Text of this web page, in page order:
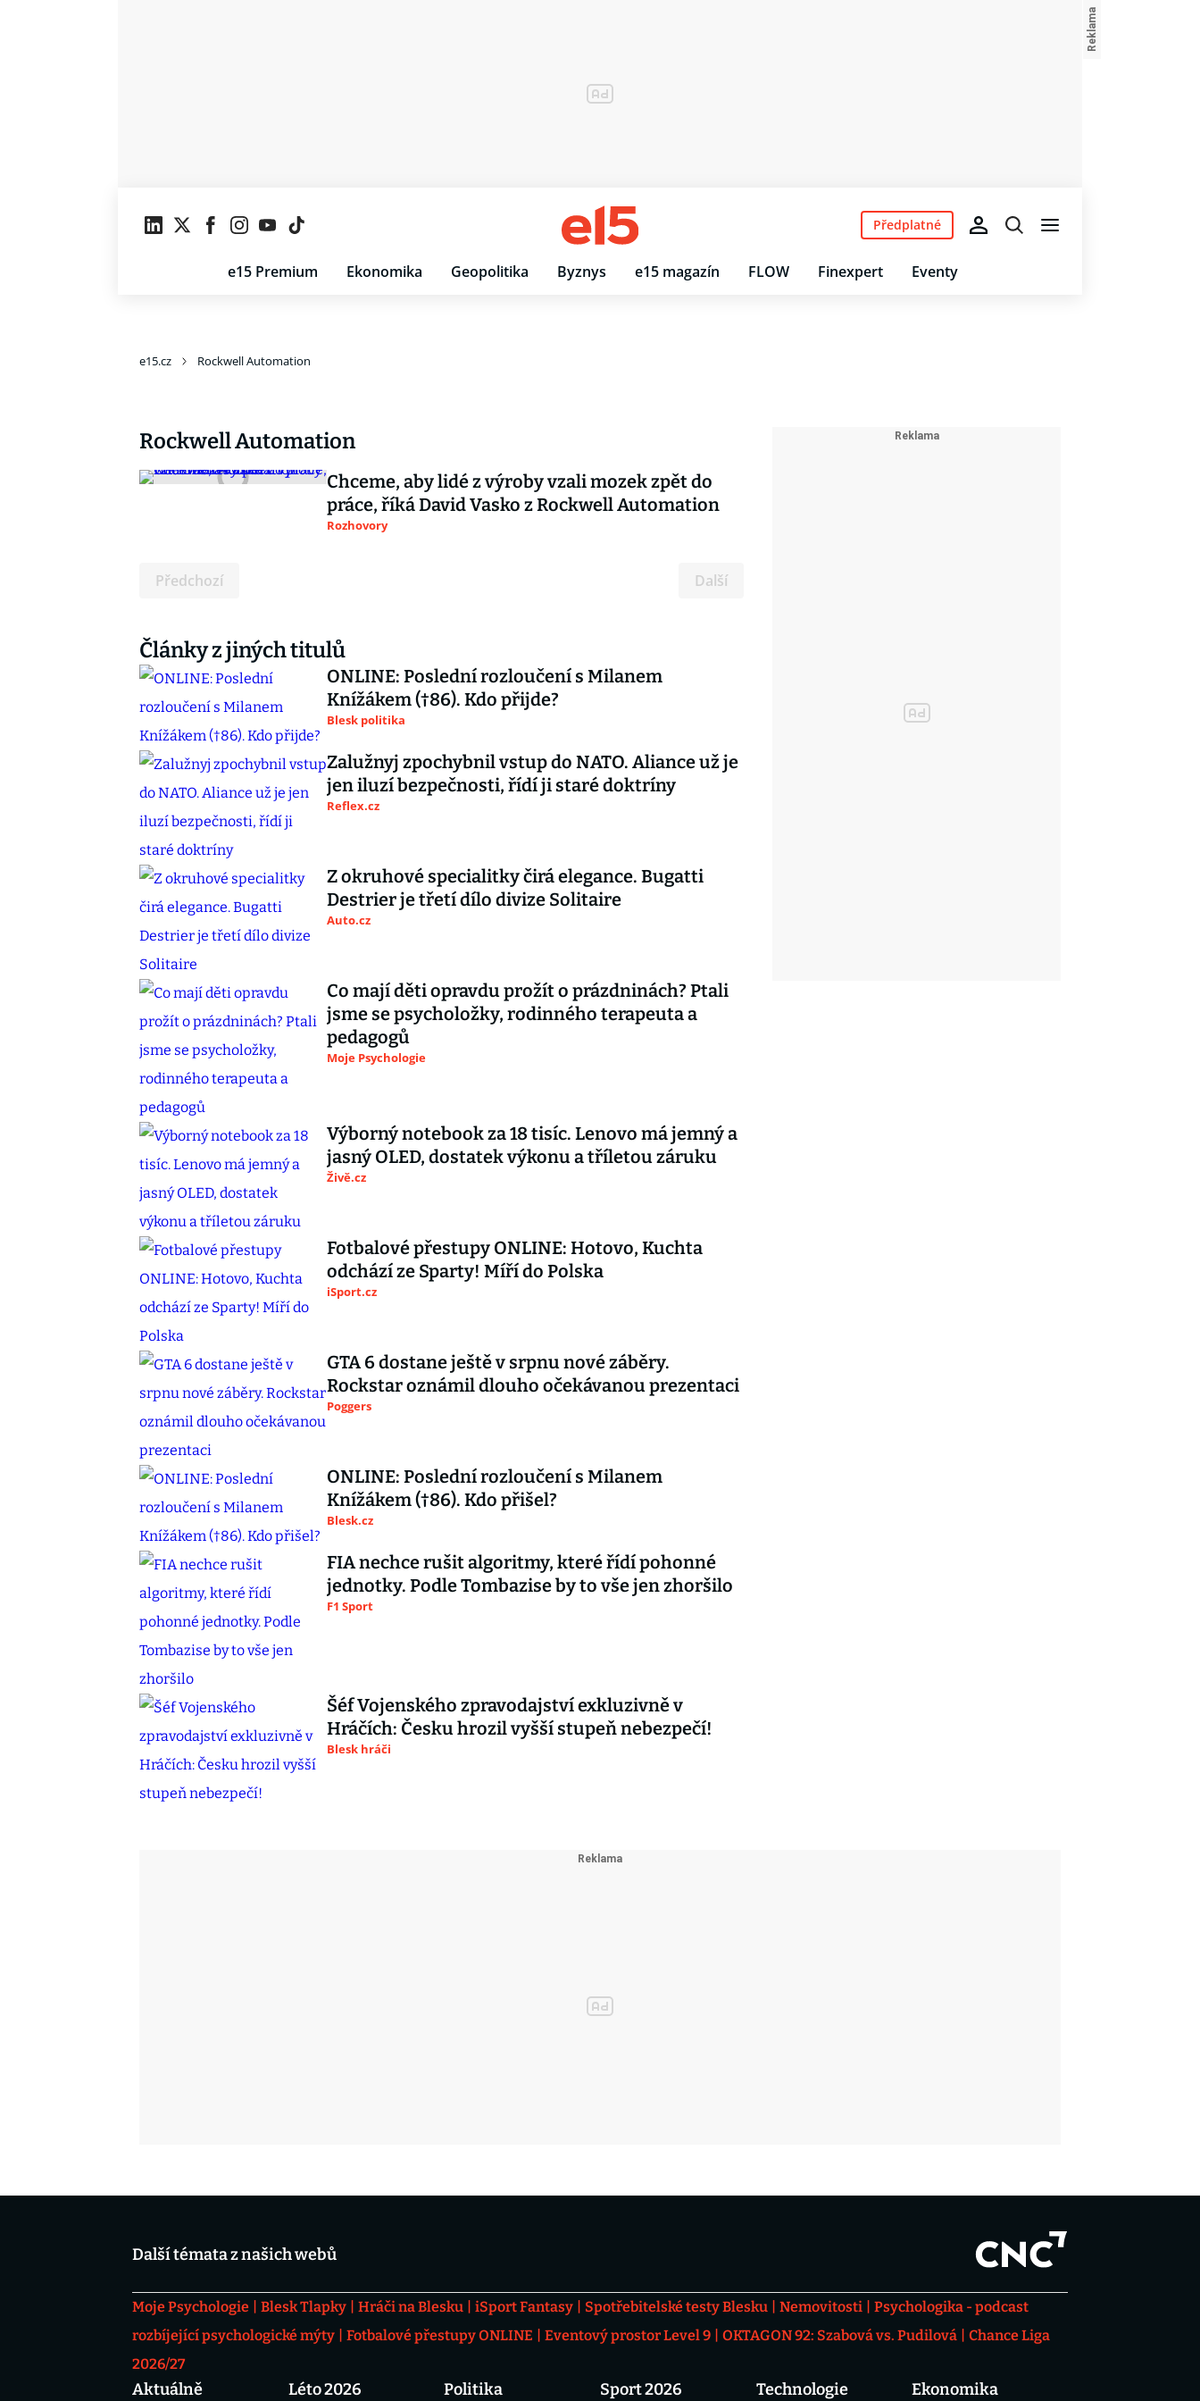
e15 Premium Ekonomika Geopolitika Byznys e15 magazín FLOW Finexpert Eventy
Předplatné
e15.cz Rockwell Automation
Rockwell Automation
Chceme, aby lidé z výroby vzali mozek zpět do
práce, říká David Vasko z Rockwell Automation
Rozhovory
Předchozí Další
Články z jiných titulů
ONLINE: Poslední rozloučení s Milanem
Knížákem (†86). Kdo přijde?
Blesk politika
Zalužnyj zpochybnil vstup do NATO. Aliance už je
jen iluzí bezpečnosti, řídí ji staré doktríny
Reflex.cz
Z okruhové specialitky čirá elegance. Bugatti
Destrier je třetí dílo divize Solitaire
Auto.cz
Co mají děti opravdu prožít o prázdninách? Ptali
jsme se psycholožky, rodinného terapeuta a
pedagogů
Moje Psychologie
Výborný notebook za 18 tisíc. Lenovo má jemný a
jasný OLED, dostatek výkonu a tříletou záruku
Živě.cz
Fotbalové přestupy ONLINE: Hotovo, Kuchta
odchází ze Sparty! Míří do Polska
iSport.cz
GTA 6 dostane ještě v srpnu nové záběry.
Rockstar oznámil dlouho očekávanou prezentaci
Poggers
ONLINE: Poslední rozloučení s Milanem
Knížákem (†86). Kdo přišel?
Blesk.cz
FIA nechce rušit algoritmy, které řídí pohonné
jednotky. Podle Tombazise by to vše jen zhoršilo
F1 Sport
Šéf Vojenského zpravodajství exkluzivně v
Hráčích: Česku hrozil vyšší stupeň nebezpečí!
Blesk hráči
Další témata z našich webů
Moje Psychologie Blesk Tlapky Hráči na Blesku iSport Fantasy Spotřebitelské testy Blesku Nemovitosti
Psychologika - podcast
rozbíjející psychologické mýty
Fotbalové přestupy ONLINE Eventový prostor Level 9 OKTAGON 92: Szabová vs. Pudilová
Chance Liga
2026/27
Aktuálně Léto 2026 Politika Sport 2026 Technologie Ekonomika